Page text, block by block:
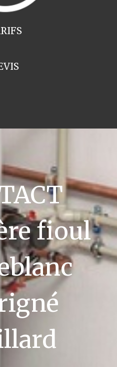
fioul